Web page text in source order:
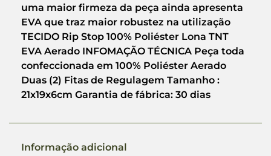
uma maior firmeza da peça ainda apresenta
EVA que traz maior robustez na utilização
TECIDO Rip Stop 100% Poliéster Lona TNT
EVA Aerado INFOMAÇÃO TÉCNICA Peça toda
confeccionada em 100% Poliéster Aerado
Duas (2) Fitas de Regulagem Tamanho :
21x19x6cm Garantia de fábrica: 30 dias
Informação adicional